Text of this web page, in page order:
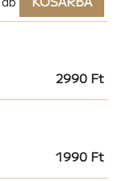
2990 Ft
1990 Ft